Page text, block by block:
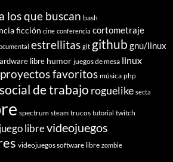
los que buscan bash
ficción cine conferencia cortometraje
estrellitas git github gnu/linux
libre humor juegos de mesa linux
favoritos música php
de trabajo roguelike secta
spectrum steam trucos tutorial twitch
librevideojuegos
videojuegos software libre zombie